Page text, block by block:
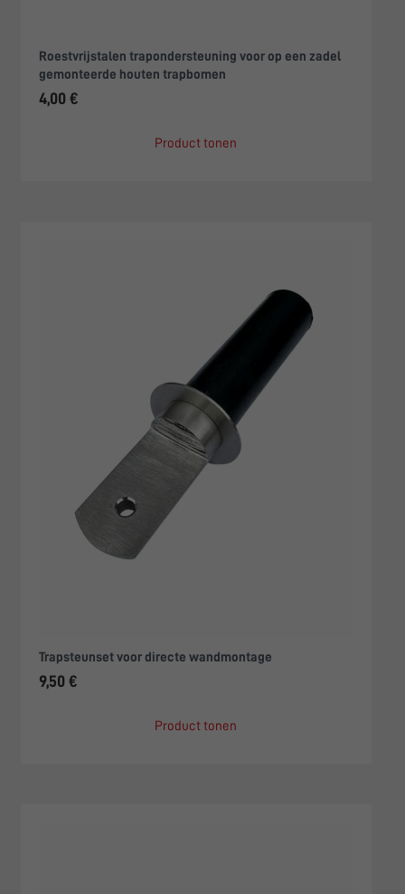
Roestvrijstalen trapondersteuning voor op een zadel
gemonteerde houten trapbomen
4,00 €
Product tonen
Trapsteunset voor directe wandmontage
9,50 €
Product tonen